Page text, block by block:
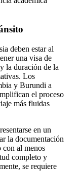
deben estar al
una visa de
la duración de la
Los
y Burundi a
el proceso
más fluidas
en un
la documentación
con al menos
completo y
se requiere